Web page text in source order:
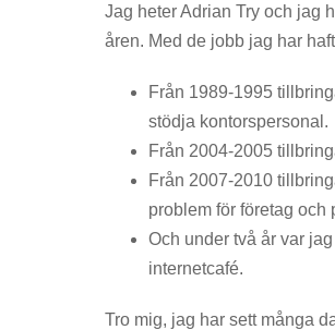
Jag heter Adrian Try och jag
åren. Med de jobb jag har
Från 1989-1995
stödja kontorspersonal.
Från 2004-2005
Från 2007-2010
problem för företag och
Och under två år var
internetcafé.
Tro mig, jag har sett många